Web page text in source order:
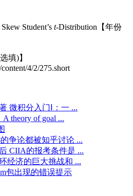
Student’s t-Distribution【年份
填)】
4/2/275.short
微积分入门Ⅰ：一 ...
theory of goal ...
的争论都被知乎讨论 ...
CIIA的报考条件是 ...
经济的巨大挑战和 ...
包出现的错误提示